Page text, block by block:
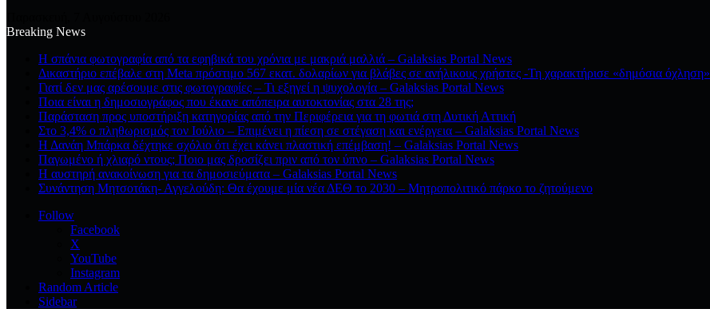
Breaking News
Η σπάνια φωτογραφία από τα εφηβικά του χρόνια με μακριά μαλλιά – Galaksias Portal News
Δικαστήριο επέβαλε στη Meta πρόστιμο 567 εκατ. δολαρίων για βλάβες σε ανήλικους χρήστες -Τη χαρακτήρισε «δημόσια όχληση»
Γιατί δεν μας αρέσουμε στις φωτογραφίες – Τι εξηγεί η ψυχολογία – Galaksias Portal News
Ποια είναι η δημοσιογράφος που έκανε απόπειρα αυτοκτονίας στα 28 της;
Παράσταση προς υποστήριξη κατηγορίας από την Περιφέρεια για τη φωτιά στη Δυτική Αττική
Στο 3,4% ο πληθωρισμός τον Ιούλιο – Επιμένει η πίεση σε στέγαση και ενέργεια – Galaksias Portal News
Η Δανάη Μπάρκα δέχτηκε σχόλιο ότι έχει κάνει πλαστική επέμβαση! – Galaksias Portal News
Παγωμένο ή χλιαρό ντους; Ποιο μας δροσίζει πριν από τον ύπνο – Galaksias Portal News
Η αυστηρή ανακοίνωση για τα δημοσιεύματα – Galaksias Portal News
Συνάντηση Μητσοτάκη- Αγγελούδη: Θα έχουμε μία νέα ΔΕΘ το 2030 – Μητροπολιτικό πάρκο το ζητούμενο
Follow
Facebook
X
YouTube
Instagram
Random Article
Sidebar